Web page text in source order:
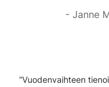
Janne
”Vuodenvaihteen